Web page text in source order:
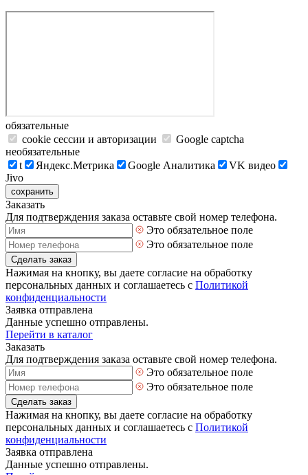
обязательные
cookie сессии и авторизации
Google captcha
необязательные
t
Яндекс.Метрика Google Аналитика
VK видео
Jivo
сохранить
Заказать
Для подтверждения заказа оставьте свой номер телефона.
Это обязательное поле
Это обязательное поле
Сделать заказ
Нажимая на кнопку, вы даете согласие на обработку
персональных данных и соглашаетесь с Политикой
конфиденциальности
Заявка отправлена
Данные успешно отправлены.
Перейти в каталог
Заказать
Для подтверждения заказа оставьте свой номер телефона.
Это обязательное поле
Это обязательное поле
Сделать заказ
Нажимая на кнопку, вы даете согласие на обработку
персональных данных и соглашаетесь с Политикой
конфиденциальности
Заявка отправлена
Данные успешно отправлены.